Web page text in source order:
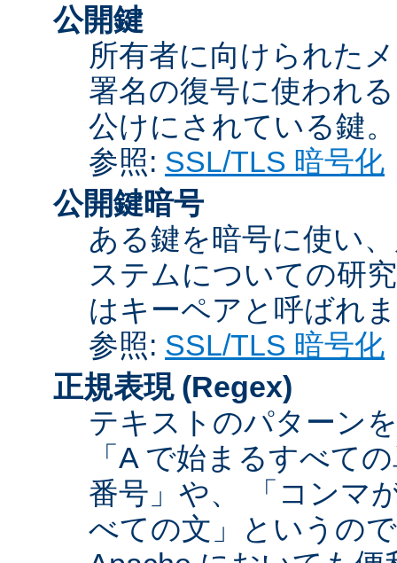
公開鍵
所有者に向けられた
署名の復号に使われ
公けにされている鍵。
参照: SSL/TLS 暗号化
公開鍵暗号
ある鍵を暗号に使い
ステムについての研
はキーペアと呼ばれ
参照: SSL/TLS 暗号化
正規表現 (Regex)
テキストのパターン
「A で始まるすべて
番号」や、 「コンマ
べての文」というの